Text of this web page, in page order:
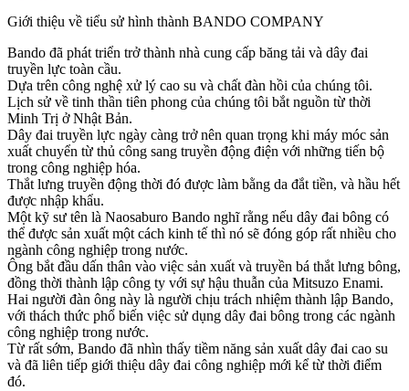
Giới thiệu về tiểu sử hình thành BANDO COMPANY
Bando đã phát triển trở thành nhà cung cấp băng tải và dây đai
truyền lực toàn cầu.
Dựa trên công nghệ xử lý cao su và chất đàn hồi của chúng tôi.
Lịch sử về tinh thần tiên phong của chúng tôi bắt nguồn từ thời
Minh Trị ở Nhật Bản.
Dây đai truyền lực ngày càng trở nên quan trọng khi máy móc sản
xuất chuyển từ thủ công sang truyền động điện với những tiến bộ
trong công nghiệp hóa.
Thắt lưng truyền động thời đó được làm bằng da đắt tiền, và hầu hết
được nhập khẩu.
Một kỹ sư tên là Naosaburo Bando nghĩ rằng nếu dây đai bông có
thể được sản xuất một cách kinh tế thì nó sẽ đóng góp rất nhiều cho
ngành công nghiệp trong nước.
Ông bắt đầu dấn thân vào việc sản xuất và truyền bá thắt lưng bông,
đồng thời thành lập công ty với sự hậu thuẫn của Mitsuzo Enami.
Hai người đàn ông này là người chịu trách nhiệm thành lập Bando,
với thách thức phổ biến việc sử dụng dây đai bông trong các ngành
công nghiệp trong nước.
Từ rất sớm, Bando đã nhìn thấy tiềm năng sản xuất dây đai cao su
và đã liên tiếp giới thiệu dây đai công nghiệp mới kể từ thời điểm
đó.